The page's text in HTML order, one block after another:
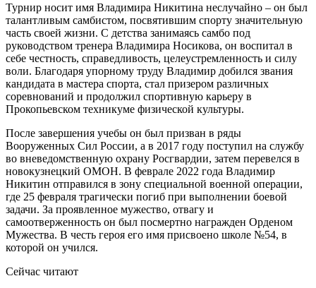
Турнир носит имя Владимира Никитина неслучайно – он был
талантливым самбистом, посвятившим спорту значительную
часть своей жизни. С детства занимаясь самбо под
руководством тренера Владимира Носикова, он воспитал в
себе честность, справедливость, целеустремленность и силу
воли. Благодаря упорному труду Владимир добился звания
кандидата в мастера спорта, стал призером различных
соревнований и продолжил спортивную карьеру в
Прокопьевском техникуме физической культуры.
После завершения учебы он был призван в ряды
Вооруженных Сил России, а в 2017 году поступил на службу
во вневедомственную охрану Росгвардии, затем перевелся в
новокузнецкий ОМОН. В феврале 2022 года Владимир
Никитин отправился в зону специальной военной операции,
где 25 февраля трагически погиб при выполнении боевой
задачи. За проявленное мужество, отвагу и
самоотверженность он был посмертно награжден Орденом
Мужества. В честь героя его имя присвоено школе №54, в
которой он учился.
Сейчас читают